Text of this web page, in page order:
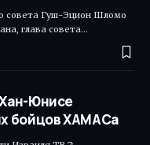
совета Гуш-Эцион Шломо
глава совета…
Хан-Юнисе
бойцов ХАМАСа